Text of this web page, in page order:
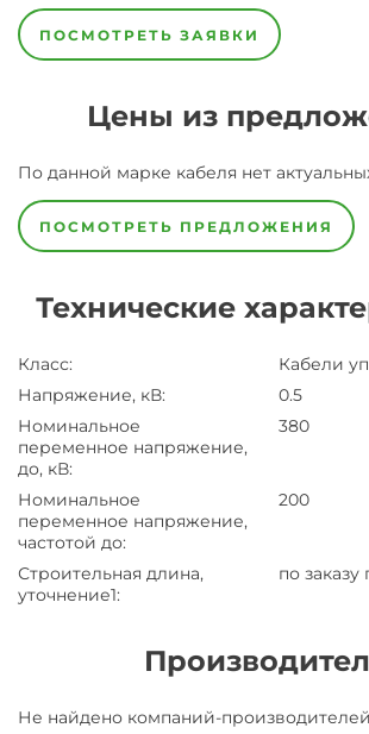
ПОСМОТРЕТЬ ЗАЯВКИ
Цены из
По данной марке кабеля нет
ПОСМОТРЕТЬ ПРЕДЛОЖЕНИЯ
Технические
Класс:
Кабели
Напряжение, кВ:
0.5
Номинальное
переменное напряжение,
до, кВ:
380
Номинальное
переменное напряжение,
частотой до:
200
Строительная длина,
уточнение1:
по заказу
ЗаводЗавод-
Не найдено компаний-производителей